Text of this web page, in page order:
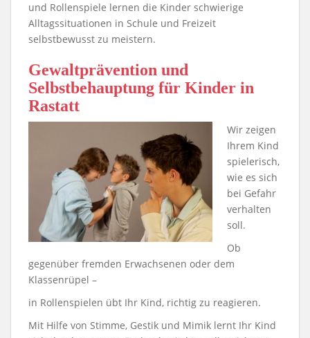
und Rollenspiele lernen die Kinder schwierige
Alltagssituationen in Schule und Freizeit
selbstbewusst zu meistern.
Gewaltprävention und
Selbstbehauptung für Kinder in
Rastatt
Wir zeigen
Ihrem Kind
spielerisch,
wie es sich
bei Gefahr
verhalten
soll.
Ob
gegenüber fremden Erwachsenen oder dem
Klassenrüpel –
in Rollenspielen übt Ihr Kind, richtig zu reagieren.
Mit Hilfe von Stimme, Gestik und Mimik lernt Ihr Kind